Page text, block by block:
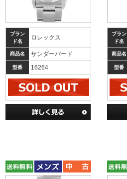
ブラン
ド名
ロレックス
商品名 サンダーバード
型番 16264
ブラン
ド名
商品名
型番